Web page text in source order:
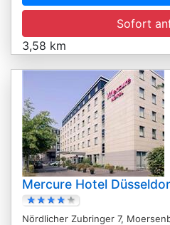
Sofort
3,58 km
Mercure Hotel
Nördlicher Zubringer 7,